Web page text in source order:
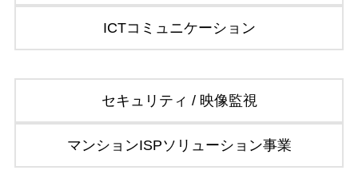
ICTコミュニケーション
セキュリティ / 映像監視
マンションISPソリューション事業